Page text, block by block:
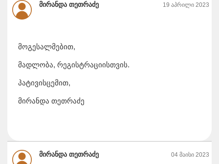
მირანდა თეთრაძე 19 აპრილი 2023
მოგესალმებით,
მადლობა, რეგისტრაციისთვის.
პატივისცემით,
მირანდა თეთრაძე
მირანდა თეთრაძე 04 მაისი 2023